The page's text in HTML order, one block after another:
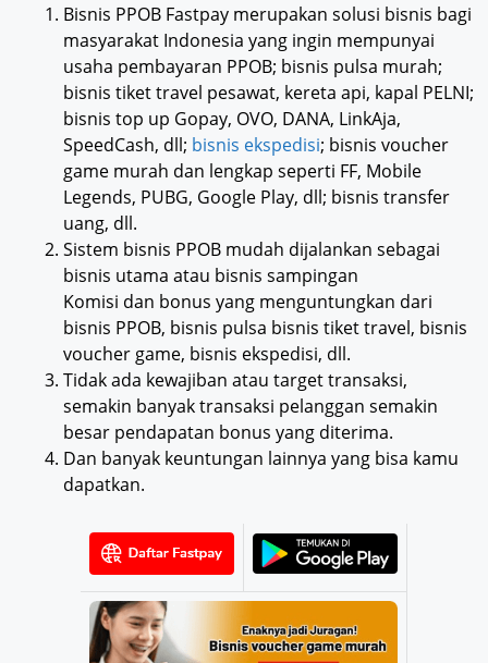
Bisnis PPOB Fastpay merupakan solusi bisnis bagi
masyarakat Indonesia yang ingin mempunyai
usaha pembayaran PPOB; bisnis pulsa murah;
bisnis tiket travel pesawat, kereta api, kapal PELNI;
bisnis top up Gopay, OVO, DANA, LinkAja,
SpeedCash, dll; bisnis ekspedisi; bisnis voucher
game murah dan lengkap seperti FF, Mobile
Legends, PUBG, Google Play, dll; bisnis transfer
uang, dll.
Sistem bisnis PPOB mudah dijalankan sebagai
bisnis utama atau bisnis sampingan
Komisi dan bonus yang menguntungkan dari
bisnis PPOB, bisnis pulsa bisnis tiket travel, bisnis
voucher game, bisnis ekspedisi, dll.
Tidak ada kewajiban atau target transaksi,
semakin banyak transaksi pelanggan semakin
besar pendapatan bonus yang diterima.
Dan banyak keuntungan lainnya yang bisa kamu
dapatkan.